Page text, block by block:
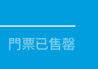
門票已售罄